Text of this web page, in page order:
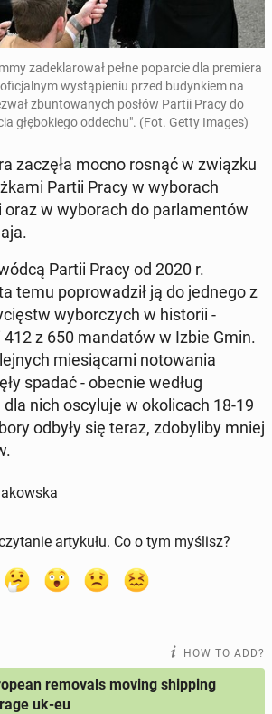
zadeklarował pełne popar­cie dla pre­miera
ofic­jal­nym wys­tąpi­e­niu przed bu­dynkiem na
zbun­towanych posłów Partii Pracy do
głębok­iego oddechu". (Fot. Getty Images)
zaczęła mocno rosnąć w związku
Partii Pracy w wyb­o­rach
oraz w wyb­o­rach do par­la­men­tów
Partii Pracy od 2020 r.
temu poprowadz­ił ją do jednego z
wybor­czych w his­torii -
z 650 man­datów w Izbie Gmin.
miesią­ca­mi no­towa­nia
spadać - obecnie według
nich os­cy­lu­je w okoli­cach 18-19
odbyły się teraz, zdobyli­by mniej
artykułu. Co o tym myślisz?
HOW TO ADD?
removals moving shipping
uk-eu